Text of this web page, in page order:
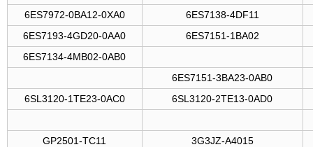
6ES7972-0BA12-0XA0
6ES7138-4DF11
6ES7193-4GD20-0AA0
6ES7151-1BA02
6ES7134-4MB02-0AB0
6ES7151-3BA23-0AB0
6SL3120-1TE23-0AC0
6SL3120-2TE13-0AD0
GP2501-TC11
3G3JZ-A4015